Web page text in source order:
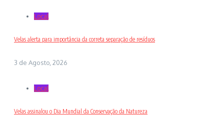
Local
Velas alerta para importância da correta separação de resíduos
3 de Agosto, 2026
Local
Velas assinalou o Dia Mundial da Conservação da Natureza